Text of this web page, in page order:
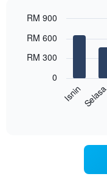
chart
graphic.
IsninSelasa
0
RM 300
RM 600
RM 900